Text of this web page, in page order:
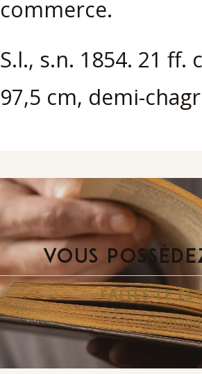
commerce.
S.l., s.n. 1854. 21
97,5 cm, demi-
VOUS
FAITES-LE